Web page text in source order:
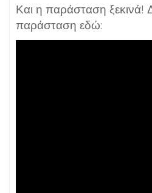
Και η παράσταση ξεκινά!
παράσταση εδώ: